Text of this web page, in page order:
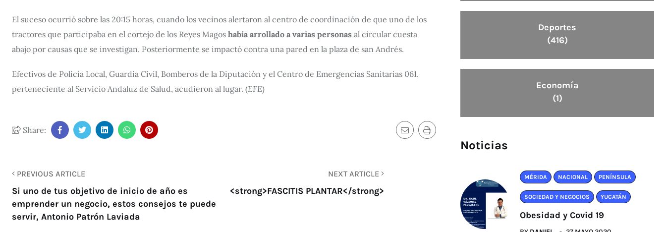
El suceso ocurrió sobre las 20:15 horas, cuando los vecinos alertaron al centro de coordinación de que uno de los
tractores que participaba en el cortejo de los Reyes Magos había arrollado a varias personas al circular cuesta
abajo por causas que se investigan. Posteriormente se impactó contra una pared en la plaza de san Andrés.
Efectivos de Policía Local, Guardia Civil, Bomberos de la Diputación y el Centro de Emergencias Sanitarias 061,
perteneciente al Servicio Andaluz de Salud, acudieron al lugar. (EFE)
Share:
PREVIOUS ARTICLE
Si uno de tus objetivo de inicio de año es
emprender un negocio, estos consejos te puede
servir, Antonio Patrón Laviada
NEXT ARTICLE
<strong>FASCITIS PLANTAR</strong>
Deportes
(416)
Economía
(1)
Noticias
MÉRIDA NACIONAL PENÍNSULA
SOCIEDAD Y NEGOCIOS YUCATÁN
Obesidad y Covid 19